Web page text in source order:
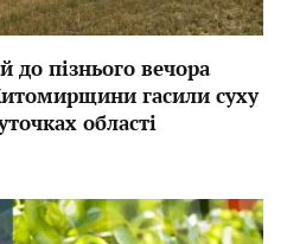
до пізнього вечора
гасили суху
області